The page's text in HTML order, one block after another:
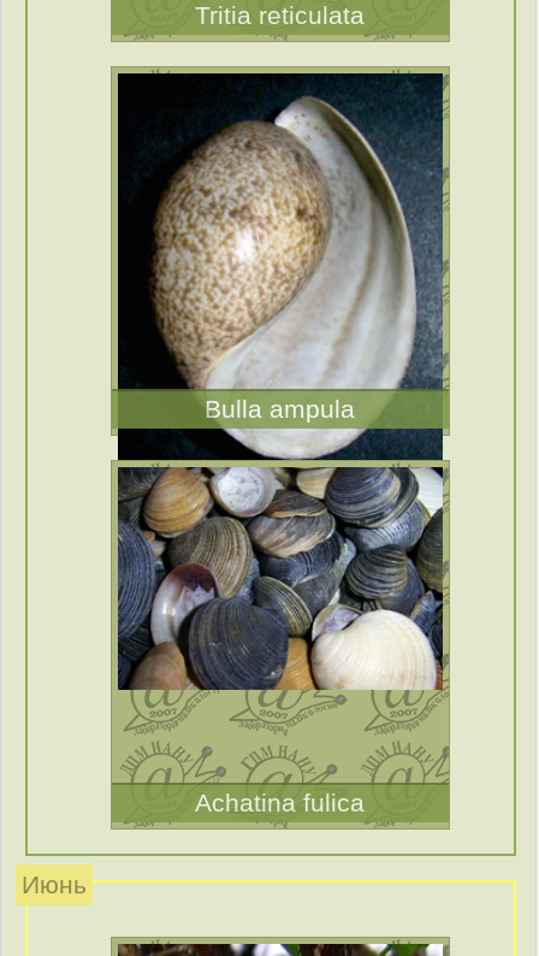
Tritia reticulata
Bulla ampula
Achatina fulica
Июнь